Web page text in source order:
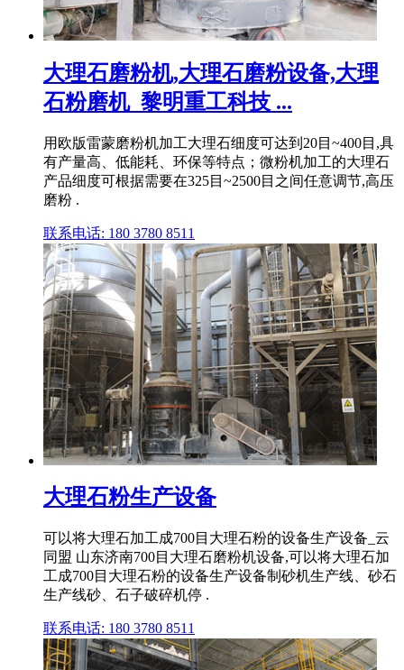
大理石磨粉机,大理石磨粉设备,大理
石粉磨机_黎明重工科技 ...
用欧版雷蒙磨粉机加工大理石细度可达到20目~400目,具
有产量高、低能耗、环保等特点；微粉机加工的大理石
产品细度可根据需要在325目~2500目之间任意调节,高压
磨粉 .
联系电话: 180 3780 8511
大理石粉生产设备
可以将大理石加工成700目大理石粉的设备生产设备_云
同盟 山东济南700目大理石磨粉机设备,可以将大理石加
工成700目大理石粉的设备生产设备制砂机生产线、砂石
生产线砂、石子破碎机停 .
联系电话: 180 3780 8511